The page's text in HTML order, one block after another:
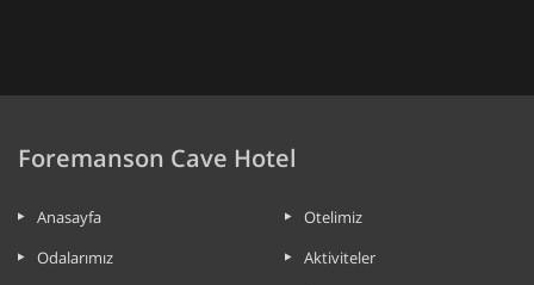
Foremanson Cave Hotel
Anasayfa
Otelimiz
Odalarımız
Aktiviteler